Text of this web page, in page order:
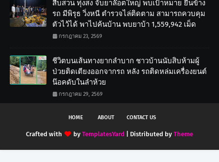
สืบสวน ทุ่งสง จับยาล๊อตใหญ่ พบเป้าหมาย ยืนข้าง
รถ มีพิรุธ วิ่งหนี ตำรวจไล่ติดตาม สามารถควบคุม
ตัวไว้ได้ พาไปค้นบ้าน พบยาบ้า 1,559,942 เม็ด
กรกฎาคม 23, 2569
ชีวิตบนเส้นทางยากลำบาก ชาวบ้านนับสิบห้ามผู้
ป่วยติดเตียงออกจากรถ หลัง รถติดหล่มเครื่องยนต์
น๊อคดับในลำห้วย
กรกฎาคม 29, 2569
HOME ABOUT CONTACT US
Crafted with by TemplatesYard | Distributed by Theme